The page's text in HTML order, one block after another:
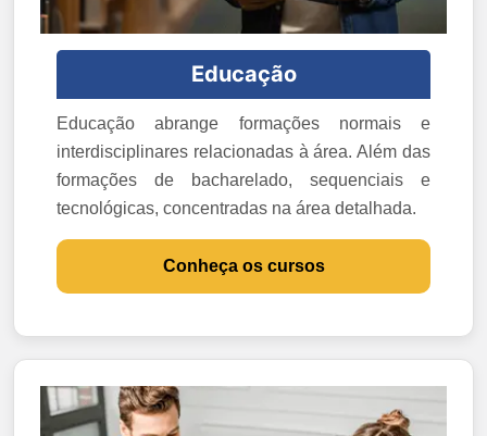
Educação
Educação abrange formações normais e
interdisciplinares relacionadas à área. Além das
formações de bacharelado, sequenciais e
tecnológicas, concentradas na área detalhada.
Conheça os cursos